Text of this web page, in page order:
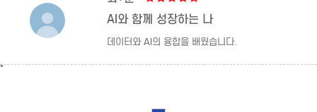
AI와 함께 성장하는 나
데이터와 AI의 융합을 배웠습니다.
"